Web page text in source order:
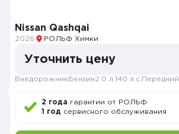
Nissan Qashqai
2026 РОЛЬФ Химки
Уточнить цену
Внедорожник Бензин2.0 л. 140 л.с. Передний
2 года гарантии от РОЛЬФ
1 год сервисного обслуживания